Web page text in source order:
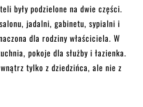
były podzielone na dwie części.
jadalni, gabinetu, sypialni i
dla rodziny właściciela. W
pokoje dla służby i łazienka.
tylko z dziedzińca, ale nie z